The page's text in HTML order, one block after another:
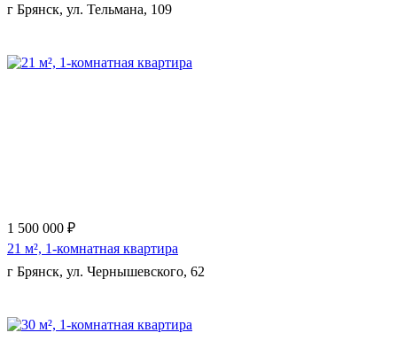
г Брянск, ул. Тельмана, 109
1 500 000 ₽
21 м², 1-комнатная квартира
г Брянск, ул. Чернышевского, 62